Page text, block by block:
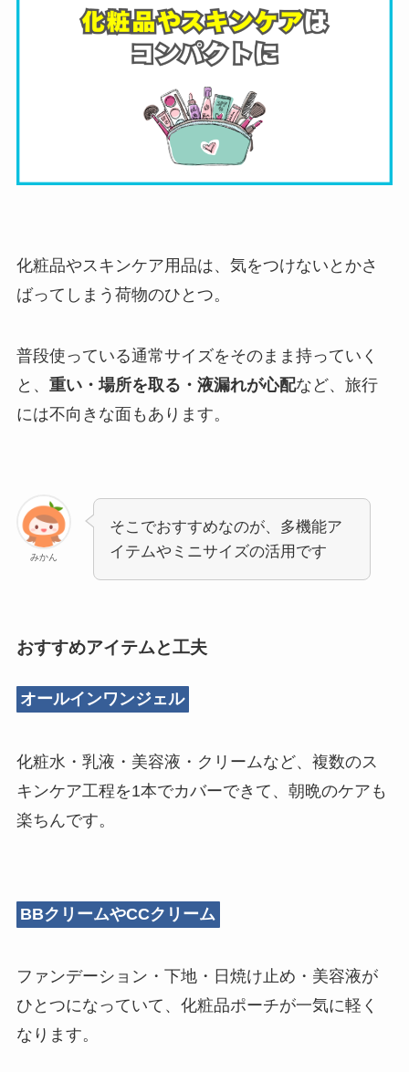
化粧品やスキンケア用品は、気をつけないとかさ
ばってしまう荷物のひとつ。
普段使っている通常サイズをそのまま持っていく
と、 重い・場所を取る・液漏れが心配など、旅行
には不向きな面もあります。
みかん
そこでおすすめなのが、多機能ア
イテムやミニサイズの活用です
おすすめアイテムと工夫
オールインワンジェル
化粧水・乳液・美容液・クリームなど、複数のス
キンケア工程を1本でカバーできて、朝晩のケアも
楽ちんです。
BBクリームやCCクリーム
ファンデーション・下地・日焼け止め・美容液が
ひとつになっていて、化粧品ポーチが一気に軽く
なります。